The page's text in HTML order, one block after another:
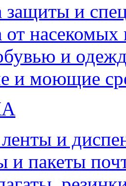
защиты и
от
и
и моющие
и
и пакеты